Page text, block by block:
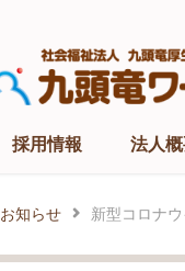
採用情報 法人
お知らせ 新型コロナ